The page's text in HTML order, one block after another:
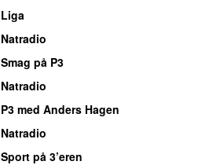
Liga
Natradio
Smag på P3
Natradio
P3 med Anders Hagen
Natradio
Sport på 3’eren